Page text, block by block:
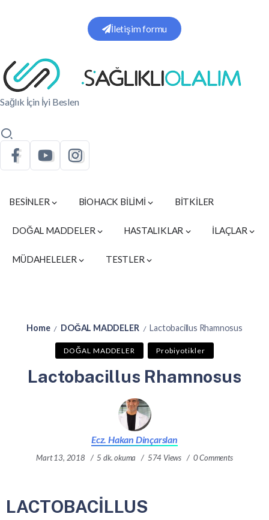
İletişim formu
Sağlık İçin İyi Beslen
BESİNLER BİOHACK BİLİMİ BİTKİLER
DOĞAL MADDELER HASTALIKLAR İLAÇLAR
MÜDAHELELER TESTLER
Home / DOĞAL MADDELER / Lactobacillus Rhamnosus
DOĞAL MADDELER Probiyotikler
Lactobacillus Rhamnosus
Ecz. Hakan Dinçarslan
Mart 13, 2018 5 dk. okuma 574 Views 0 Comments
LACTOBACİLLUS